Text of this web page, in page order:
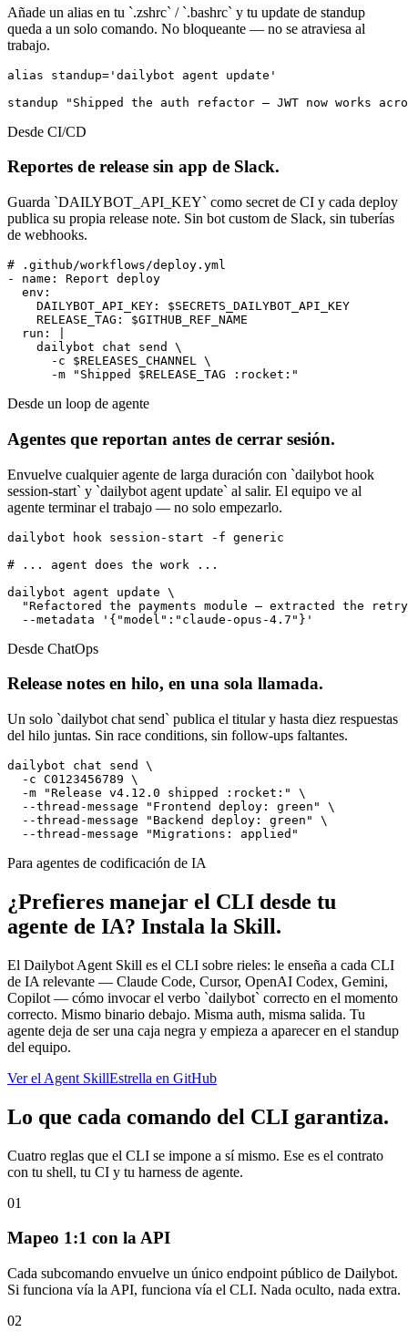
Añade un alias en tu `.zshrc` / `.bashrc` y tu update de standup
queda a un solo comando. No bloqueante — no se atraviesa al
trabajo.
alias standup='dailybot agent update'
standup "Shipped the auth refactor — JWT now works
Desde CI/CD
Reportes de release sin app de Slack.
Guarda `DAILYBOT_API_KEY` como secret de CI y cada deploy
publica su propia release note. Sin bot custom de Slack, sin tuberías
de webhooks.
# .github/workflows/deploy.yml
- name: Report deploy
  env:
    DAILYBOT_API_KEY: $SECRETS_DAILYBOT_API_KEY
    RELEASE_TAG: $GITHUB_REF_NAME
  run: |
    dailybot chat send \
      -c $RELEASES_CHANNEL \
      -m "Shipped $RELEASE_TAG :rocket:"
Desde un loop de agente
Agentes que reportan antes de cerrar sesión.
Envuelve cualquier agente de larga duración con `dailybot hook
session-start` y `dailybot agent update` al salir. El equipo ve al
agente terminar el trabajo — no solo empezarlo.
dailybot hook session-start -f generic
# ... agent does the work ...
dailybot agent update \
"Refactored the payments module — extracted the
  --metadata '{"model":"claude-opus-4.7"}'
Desde ChatOps
Release notes en hilo, en una sola llamada.
Un solo `dailybot chat send` publica el titular y hasta diez respuestas
del hilo juntas. Sin race conditions, sin follow-ups faltantes.
dailybot chat send \
  -c C0123456789 \
  -m "Release v4.12.0 shipped :rocket:" \
  --thread-message "Frontend deploy: green" \
  --thread-message "Backend deploy: green" \
  --thread-message "Migrations: applied"
Para agentes de codificación de IA
¿Prefieres manejar el CLI desde tu
agente de IA? Instala la Skill.
El Dailybot Agent Skill es el CLI sobre rieles: le enseña a cada CLI
de IA relevante — Claude Code, Cursor, OpenAI Codex, Gemini,
Copilot — cómo invocar el verbo `dailybot` correcto en el momento
correcto. Mismo binario debajo. Misma auth, misma salida. Tu
agente deja de ser una caja negra y empieza a aparecer en el standup
del equipo.
Ver el Agent SkillEstrella en GitHub
Lo que cada comando del CLI garantiza.
Cuatro reglas que el CLI se impone a sí mismo. Ese es el contrato
con tu shell, tu CI y tu harness de agente.
01
Mapeo 1:1 con la API
Cada subcomando envuelve un único endpoint público de Dailybot.
Si funciona vía la API, funciona vía el CLI. Nada oculto, nada extra.
02